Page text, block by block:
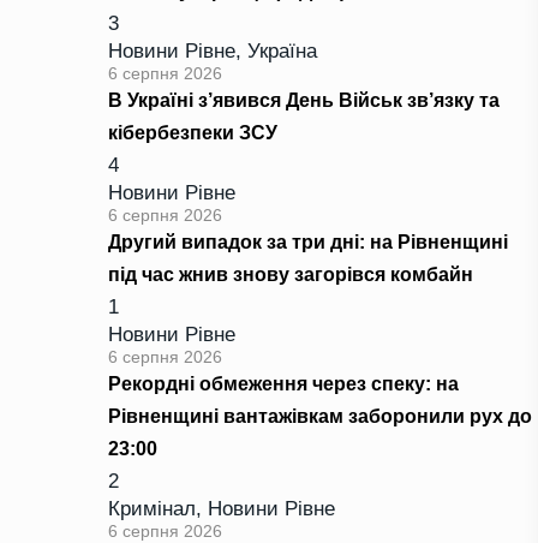
3
Новини Рівне, Україна
6 серпня 2026
В Україні з’явився День Військ зв’язку та
кібербезпеки ЗСУ
4
Новини Рівне
6 серпня 2026
Другий випадок за три дні: на Рівненщині
під час жнив знову загорівся комбайн
1
Новини Рівне
6 серпня 2026
Рекордні обмеження через спеку: на
Рівненщині вантажівкам заборонили рух до
23:00
2
Кримінал, Новини Рівне
6 серпня 2026